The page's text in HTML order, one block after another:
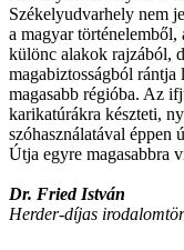
Székelyudvarhely nem
a magyar történelemből,
különc alakok rajzából,
magabiztosságból rántja
magasabb régióba. Az
karikatúrákra készteti,
szóhasználatával éppen
Útja egyre magasabbra
Dr. Fried István
Herder-díjas